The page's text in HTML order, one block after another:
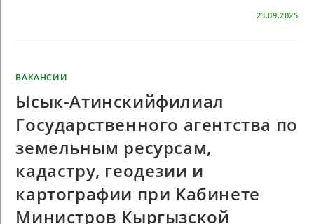
23.09.2025
ВАКАНСИИ
Ысык-Атинскийфилиал
Государственного агентства по
земельным ресурсам,
кадастру, геодезии и
картографии при Кабинете
Министров Кыргызской